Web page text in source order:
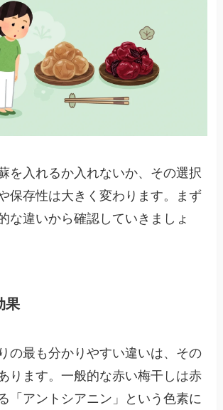
を入れるか入れないか、その選択
保存性は大きく変わります。まず
な違いから確認していきましょ
果
の最も分かりやすい違いは、その
ります。一般的な赤い梅干しは赤
「アントシアニン」という色素に